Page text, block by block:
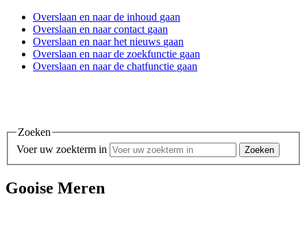
Overslaan en naar de inhoud gaan
Overslaan en naar contact gaan
Overslaan en naar het nieuws gaan
Overslaan en naar de zoekfunctie gaan
Overslaan en naar de chatfunctie gaan
Zoeken
Voer uw zoekterm in
Gooise Meren